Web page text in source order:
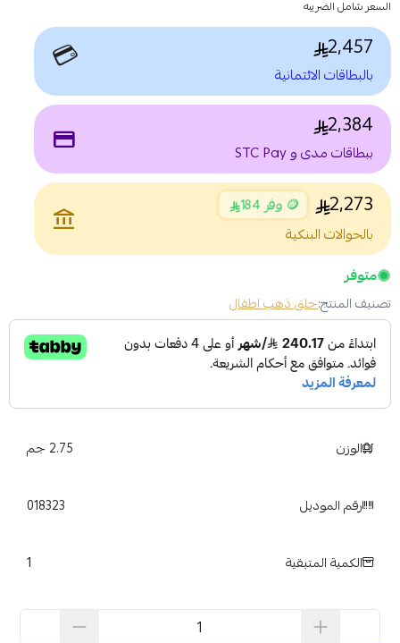
السعر شامل الضريبه
2,457
بالبطاقات الائتمانية 💳
2,384
ببطاقات مدى و STC Pay payment
2,273 🪙 وفر 184
بالحوالات البنكية
account_balance
متوفر
تصنيف المنتج:حلق ذهب اطفال
الوزن 2.75 جم
رقم الموديل 018323
الكمية المتبقية 1